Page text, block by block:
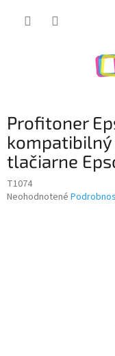
Profitoner
tlačiarne
T1074
Priemerné
Neohodnotené